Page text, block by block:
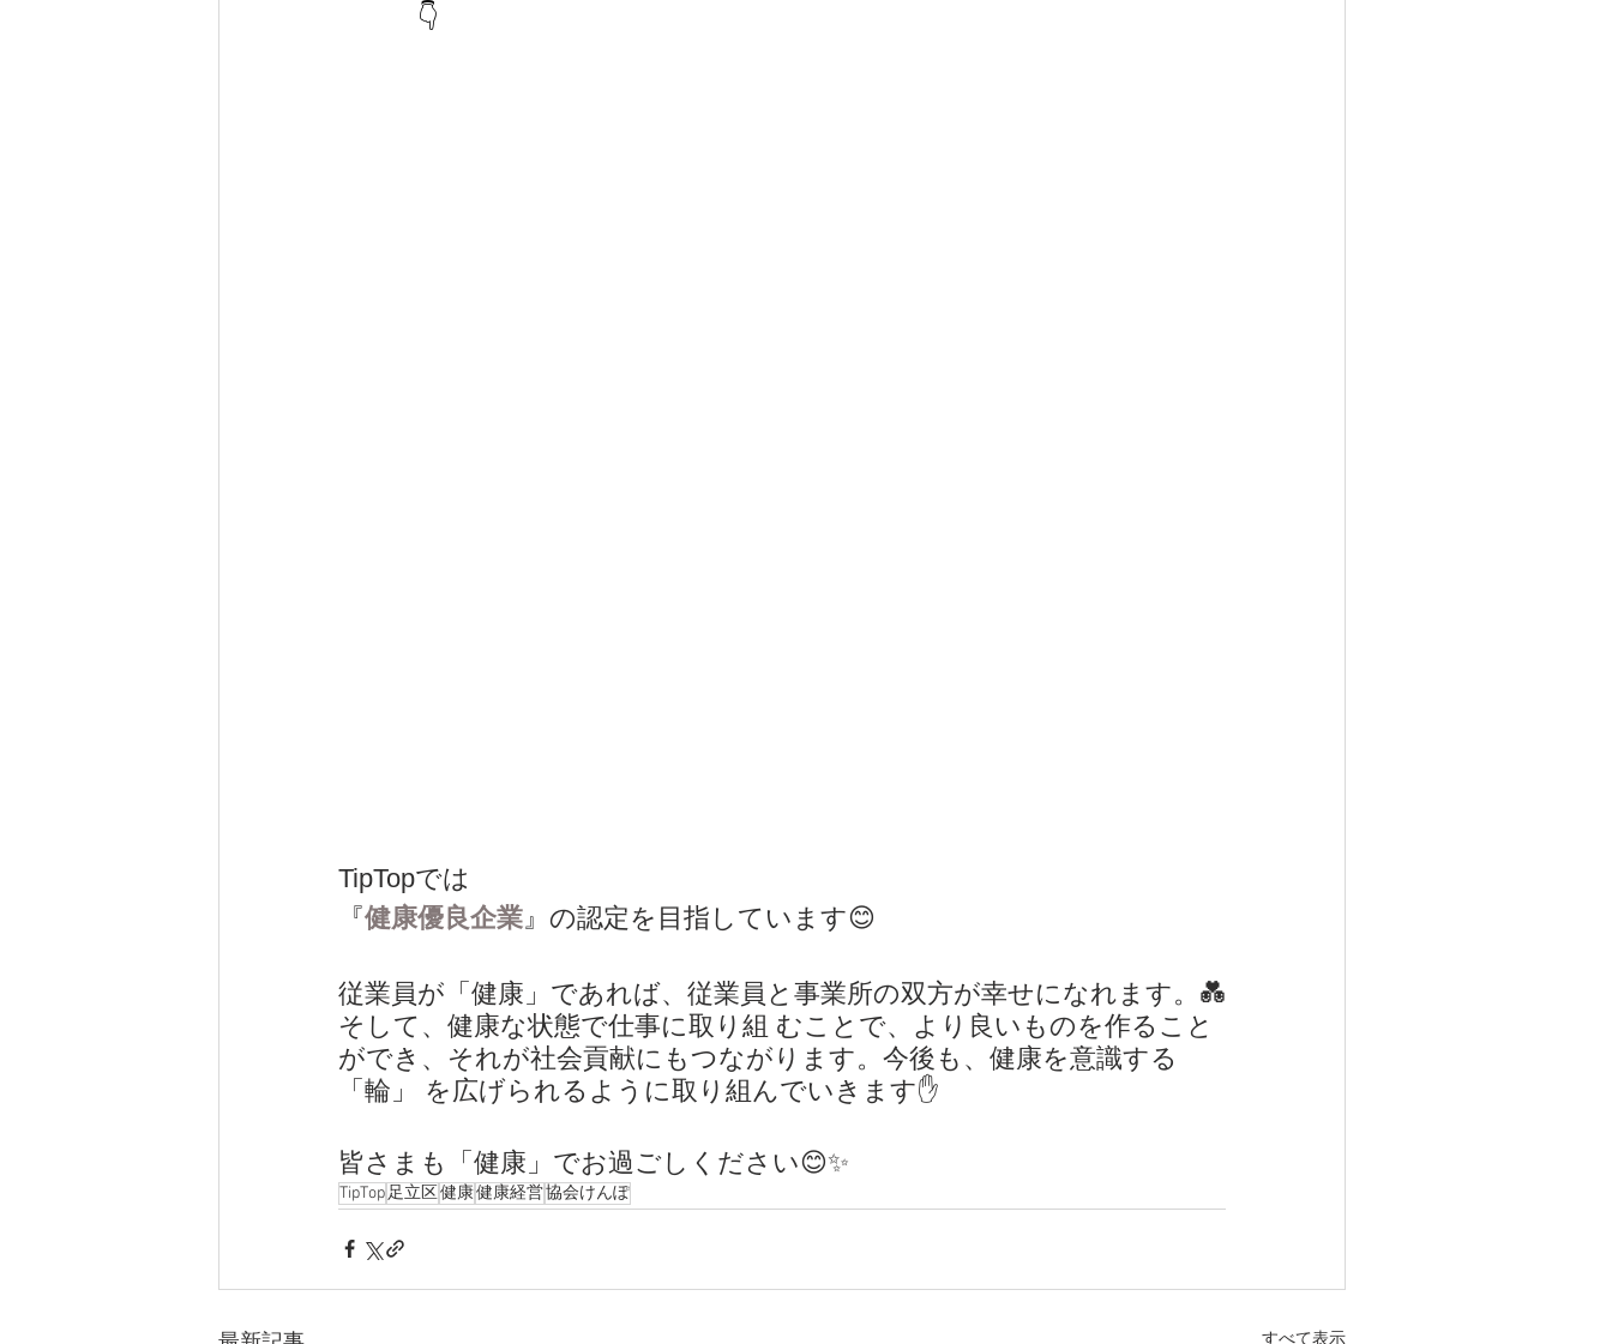
👇
TipTopでは
『健康優良企業 』の認定を目指しています😊
従業員が「健康」であれば、従業員と事業所の双方が幸せになれます。💑
そして、健康な状態で仕事に取り組 むことで、より良いものを作ること
ができ、それが社会貢献にもつながります。今後も、健康を意識する
「輪」 を広げられるように取り組んでいきます✋
皆さまも「健康」でお過ごしください😊✨
TipTop足立区健康健康経営協会けんぽ
すべて表示